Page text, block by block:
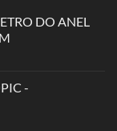
DO ANEL
-